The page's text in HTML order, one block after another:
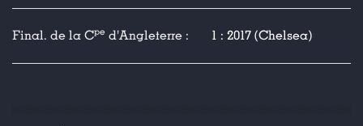
Final. de la Cpe d'Angleterre : 1 : 2017 (Chelsea)